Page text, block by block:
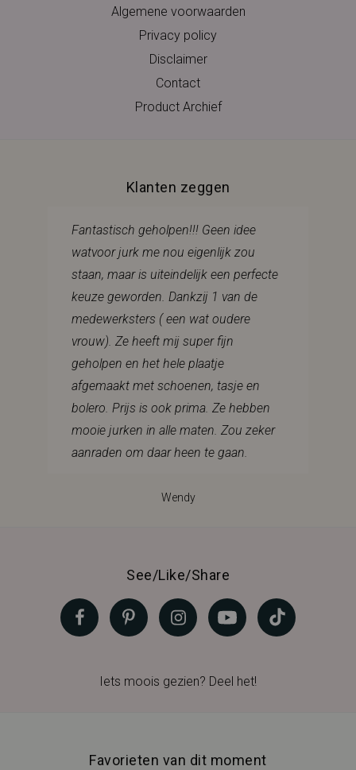
Algemene voorwaarden
Privacy policy
Disclaimer
Contact
Product Archief
Klanten zeggen
Fantastisch geholpen!!! Geen idee
watvoor jurk me nou eigenlijk zou
staan, maar is uiteindelijk een perfecte
keuze geworden. Dankzij 1 van de
medewerksters ( een wat oudere
vrouw). Ze heeft mij super fijn
geholpen en het hele plaatje
afgemaakt met schoenen, tasje en
bolero. Prijs is ook prima. Ze hebben
mooie jurken in alle maten. Zou zeker
aanraden om daar heen te gaan.
Wendy
See/Like/Share
Iets moois gezien? Deel het!
Favorieten van dit moment